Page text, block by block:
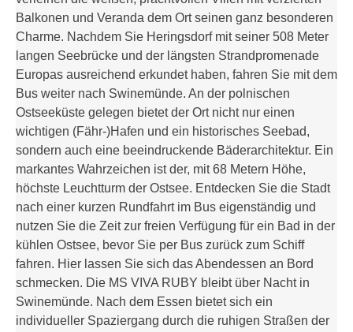
Balkonen und Veranda dem Ort seinen ganz besonderen
Charme. Nachdem Sie Heringsdorf mit seiner 508 Meter
langen Seebrücke und der längsten Strandpromenade
Europas ausreichend erkundet haben, fahren Sie mit dem
Bus weiter nach Swinemünde. An der polnischen
Ostseeküste gelegen bietet der Ort nicht nur einen
wichtigen (Fähr-)Hafen und ein historisches Seebad,
sondern auch eine beeindruckende Bäderarchitektur. Ein
markantes Wahrzeichen ist der, mit 68 Metern Höhe,
höchste Leuchtturm der Ostsee. Entdecken Sie die Stadt
nach einer kurzen Rundfahrt im Bus eigenständig und
nutzen Sie die Zeit zur freien Verfügung für ein Bad in der
kühlen Ostsee, bevor Sie per Bus zurück zum Schiff
fahren. Hier lassen Sie sich das Abendessen an Bord
schmecken. Die MS VIVA RUBY bleibt über Nacht in
Swinemünde. Nach dem Essen bietet sich ein
individueller Spaziergang durch die ruhigen Straßen der